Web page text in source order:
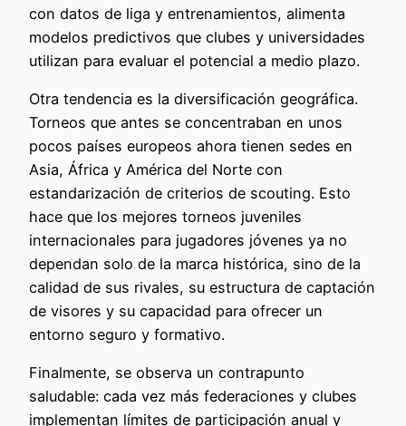
con datos de liga y entrenamientos, alimenta
modelos predictivos que clubes y universidades
utilizan para evaluar el potencial a medio plazo.
Otra tendencia es la diversificación geográfica.
Torneos que antes se concentraban en unos
pocos países europeos ahora tienen sedes en
Asia, África y América del Norte con
estandarización de criterios de scouting. Esto
hace que los mejores torneos juveniles
internacionales para jugadores jóvenes ya no
dependan solo de la marca histórica, sino de la
calidad de sus rivales, su estructura de captación
de visores y su capacidad para ofrecer un
entorno seguro y formativo.
Finalmente, se observa un contrapunto
saludable: cada vez más federaciones y clubes
implementan límites de participación anual y